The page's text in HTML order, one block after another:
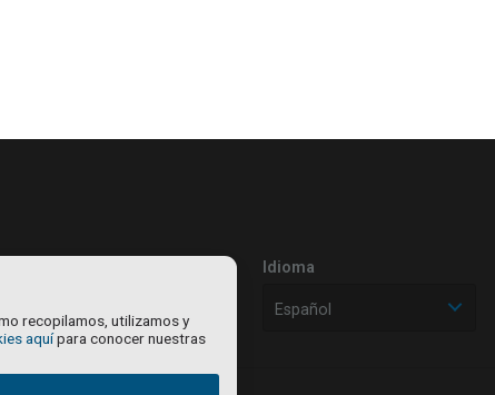
recopilamos, utilizamos y
aquípara conocer nuestras
Idioma
Español